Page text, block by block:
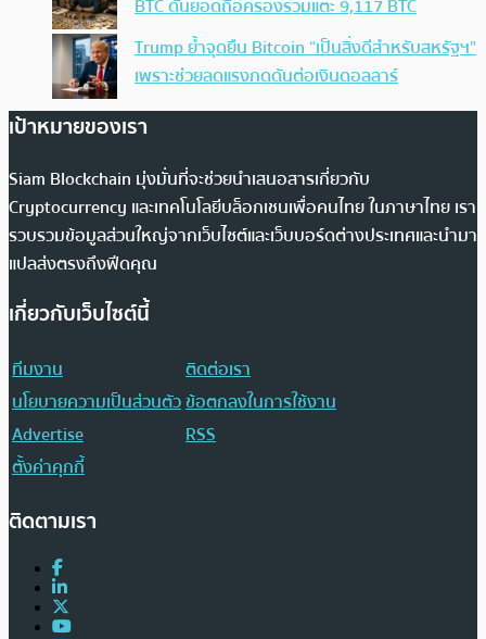
BTC ดันยอดถือครองรวมแตะ 9,117 BTC
Trump ย้ำจุดยืน Bitcoin “เป็นสิ่งดีสำหรับสหรัฐฯ”
เพราะช่วยลดแรงกดดันต่อเงินดอลลาร์
เป้าหมายของเรา
Siam Blockchain มุ่งมั่นที่จะช่วยนำเสนอสารเกี่ยวกับ
Cryptocurrency และเทคโนโลยีบล็อกเชนเพื่อคนไทย ในภาษาไทย เรา
รวบรวมข้อมูลส่วนใหญ่จากเว็บไซต์และเว็บบอร์ดต่างประเทศและนำมา
แปลส่งตรงถึงฟีดคุณ
เกี่ยวกับเว็บไซต์นี้
ทีมงาน
ติดต่อเรา
นโยบายความเป็นส่วนตัวข้อตกลงในการใช้งาน
Advertise
RSS
ตั้งค่าคุกกี้
ติดตามเรา